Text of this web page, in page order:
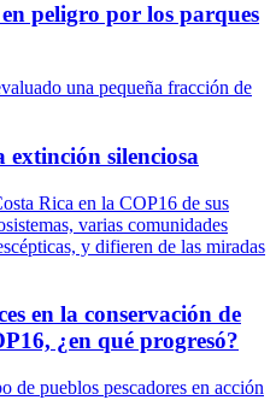
peligro por los parques
extinción silenciosa
en la conservación de
¿en qué progresó?